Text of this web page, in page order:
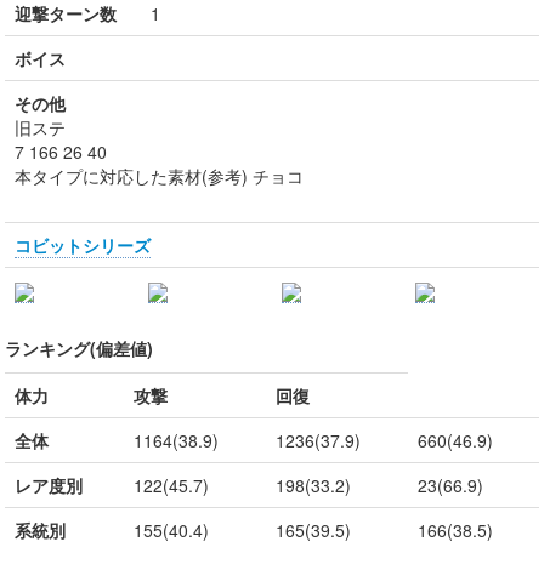
迎撃ターン数 1
ボイス
その他
旧ステ
7 166 26 40
本タイプに対応した素材(参考) チョコ
コビットシリーズ
ランキング(偏差値)
体力
攻撃
回復
全体
1164(38.9) 1236(37.9)
660(46.9)
レア度別
122(45.7) 198(33.2)
23(66.9)
系統別
155(40.4) 165(39.5) 166(38.5)